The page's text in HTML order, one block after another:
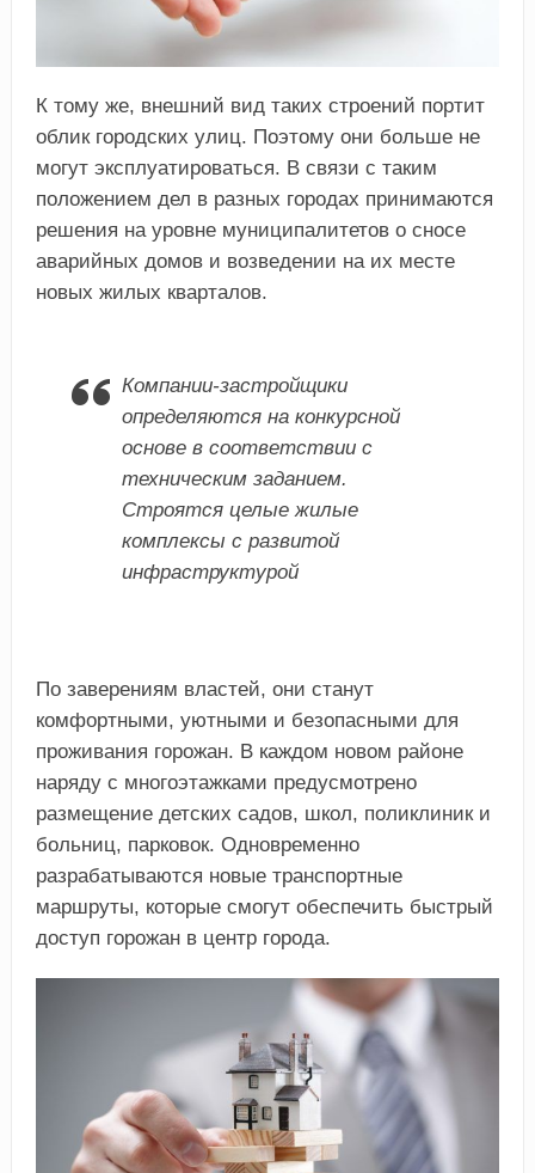
К тому же, внешний вид таких строений портит
облик городских улиц. Поэтому они больше не
могут эксплуатироваться. В связи с таким
положением дел в разных городах принимаются
решения на уровне муниципалитетов о сносе
аварийных домов и возведении на их месте
новых жилых кварталов.
Компании-застройщики
определяются на конкурсной
основе в соответствии с
техническим заданием.
Строятся целые жилые
комплексы с развитой
инфраструктурой
По заверениям властей, они станут
комфортными, уютными и безопасными для
проживания горожан. В каждом новом районе
наряду с многоэтажками предусмотрено
размещение детских садов, школ, поликлиник и
больниц, парковок. Одновременно
разрабатываются новые транспортные
маршруты, которые смогут обеспечить быстрый
доступ горожан в центр города.